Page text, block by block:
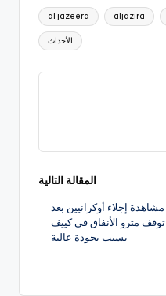
al jazeera aljazira
الأحداث
المقالة التالية
مشاهدة إجلاء أوكرانيين بعد
توقف مترو الأنفاق في كييف
بسبب بجودة عالية